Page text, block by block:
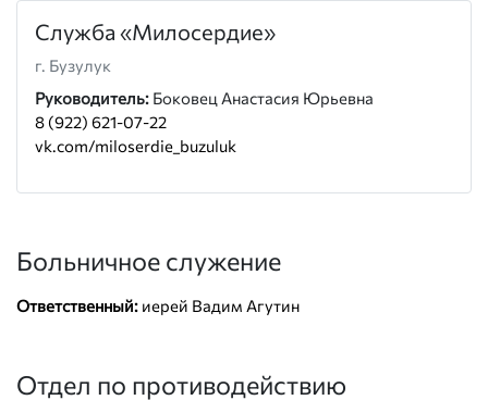
Служба «Милосердие»
г. Бузулук
Руководитель: Боковец Анастасия Юрьевна
8 (922) 621-07-22
vk.com/miloserdie_buzuluk
Больничное служение
Ответственный: иерей Вадим Агутин
Отдел по противодействию